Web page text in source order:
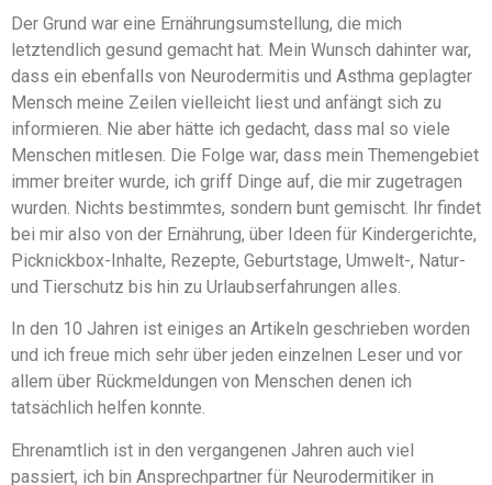
Der Grund war eine Ernährungsumstellung, die mich
letztendlich gesund gemacht hat. Mein Wunsch dahinter war,
dass ein ebenfalls von Neurodermitis und Asthma geplagter
Mensch meine Zeilen vielleicht liest und anfängt sich zu
informieren. Nie aber hätte ich gedacht, dass mal so viele
Menschen mitlesen. Die Folge war, dass mein Themengebiet
immer breiter wurde, ich griff Dinge auf, die mir zugetragen
wurden. Nichts bestimmtes, sondern bunt gemischt. Ihr findet
bei mir also von der Ernährung, über Ideen für Kindergerichte,
Picknickbox-Inhalte, Rezepte, Geburtstage, Umwelt-, Natur-
und Tierschutz bis hin zu Urlaubserfahrungen alles.
In den 10 Jahren ist einiges an Artikeln geschrieben worden
und ich freue mich sehr über jeden einzelnen Leser und vor
allem über Rückmeldungen von Menschen denen ich
tatsächlich helfen konnte.
Ehrenamtlich ist in den vergangenen Jahren auch viel
passiert, ich bin Ansprechpartner für Neurodermitiker in